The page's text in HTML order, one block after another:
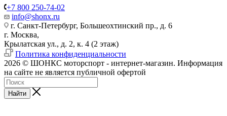
+7 800 250-74-02
info@shonx.ru
г. Санкт-Петербург, Большеохтинский пр., д. 6
г. Москва,
Крылатская ул., д. 2, к. 4 (2 этаж)
Политика конфиденциальности
2026 © ШОНКС моторспорт - интернет-магазин. Информация
на сайте не является публичной офертой
Найти